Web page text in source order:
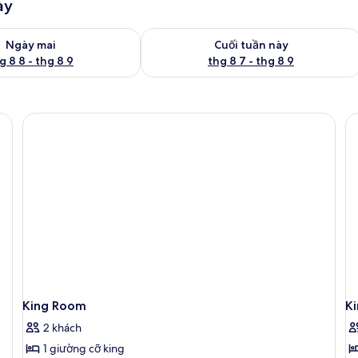
Ngày mai
8 8 - thg 8 9
phòng ngày mai từ thg 8 8 - thg 8 9
Cuối tuần này
thg 8 7 - thg 8 9
Kiểm tra lượng phòng cuối tuần này
đệm bông, minibar
King Room
2 khách
1 giường cỡ king